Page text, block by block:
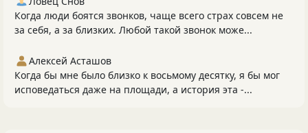
Когда люди боятся звонков, чаще всего страх совсем не
за себя, а за близких. Любой такой звонок може...
Алексей Асташов
Когда бы мне было близко к восьмому десятку, я бы мог
исповедаться даже на площади, а история эта -...